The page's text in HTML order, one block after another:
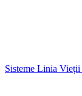
Sisteme Linia Vieții